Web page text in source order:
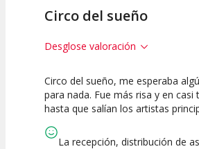
Circo del sueño
Desglose valoración
10
Calidad del
10
Puesta en
10
Circo del sueño, me esperaba
para nada. Fue más risa y en
hasta que salían los artistas
La recepción, distribución de